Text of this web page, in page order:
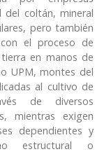
del coltán, mineral
pero también
el proceso de
en manos de
UPM, montes del
al cultivo de
de diversos
mientras exigen
dependientes y
estructural o